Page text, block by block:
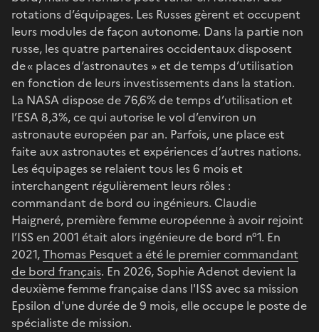
rotations d’équipages. Les Russes gèrent et occupent
leurs modules de façon autonome. Dans la partie non
russe, les quatre partenaires occidentaux disposent
de « places d‘astronautes » et de temps d’utilisation
en fonction de leurs investissements dans la station.
La NASA dispose de 76,6% de temps d’utilisation et
l’ESA 8,3%, ce qui autorise le vol d’environ un
astronaute européen par an. Parfois, une place est
faite aux astronautes et expériences d’autres nations.
Les équipages se relaient tous les 6 mois et
interchangent régulièrement leurs rôles :
commandant de bord ou ingénieurs. Claudie
Haigneré, première femme européenne à avoir rejoint
l’ISS en 2001 était alors ingénieure de bord n°1. En
2021,Thomas Pesquet a été le premier commandant
de bord français. En 2026, Sophie Adenot devient la
deuxième femme française dans l'ISS avec sa mission
Epsilon d'une durée de 9 mois, elle occupe le poste de
spécialiste de mission.